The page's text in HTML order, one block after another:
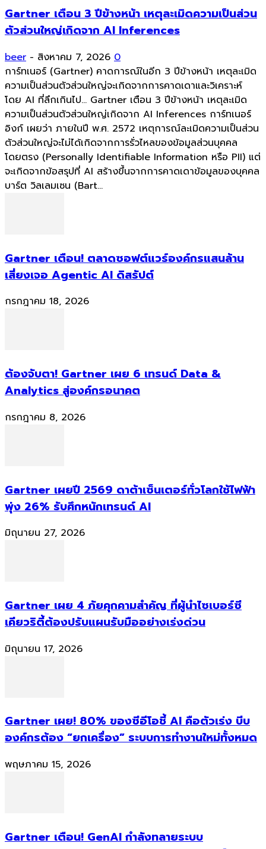
Gartner เตือน 3 ปีข้างหน้า เหตุละเมิดความเป็นส่วน
ตัวส่วนใหญ่เกิดจาก AI Inferences
beer - สิงหาคม 7, 2026 0
การ์ทเนอร์ (Gartner) คาดการณ์ในอีก 3 ปีข้างหน้า เหตุละเมิด
ความเป็นส่วนตัวส่วนใหญ่จะเกิดจากการคาดเดาและวิเคราะห์
โดย AI ที่ลึกเกินไป... Gartner เตือน 3 ปีข้างหน้า เหตุละเมิด
ความเป็นส่วนตัวส่วนใหญ่เกิดจาก AI Inferences การ์ทเนอร์
อิงก์ เผยว่า ภายในปี พ.ศ. 2572 เหตุการณ์ละเมิดความเป็นส่วน
ตัวส่วนใหญ่จะไม่ได้เกิดจากการรั่วไหลของข้อมูลส่วนบุคคล
โดยตรง (Personally Identifiable Information หรือ PII) แต่
จะเกิดจากข้อสรุปที่ AI สร้างขึ้นจากการคาดเดาข้อมูลของบุคคล
บาร์ต วิลเลมเซน (Bart...
Gartner เตือน! ตลาดซอฟต์แวร์องค์กรแสนล้าน
เสี่ยงเจอ Agentic AI ดิสรัปต์
กรกฎาคม 18, 2026
ต้องจับตา! Gartner เผย 6 เทรนด์ Data &
Analytics สู่องค์กรอนาคต
กรกฎาคม 8, 2026
Gartner เผยปี 2569 ดาต้าเซ็นเตอร์ทั่วโลกใช้ไฟฟ้า
พุ่ง 26% รับศึกหนักเทรนด์ AI
มิถุนายน 27, 2026
Gartner เผย 4 ภัยคุกคามสำคัญ ที่ผู้นำไซเบอร์ซี
เคียวริตี้ต้องปรับแผนรับมืออย่างเร่งด่วน
มิถุนายน 17, 2026
Gartner เผย! 80% ของซีอีโอชี้ AI คือตัวเร่ง บีบ
องค์กรต้อง “ยกเครื่อง” ระบบการทำงานใหม่ทั้งหมด
พฤษภาคม 15, 2026
Gartner เตือน! GenAI กำลังทลายระบบ